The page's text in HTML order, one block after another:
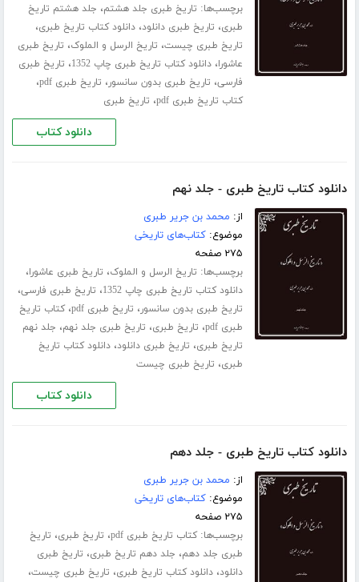
برچسب‌ها: تاریخ طبری جلد هشتم، جلد هشتم تاریخ
طبری، تاریخ طبری دانلود،دانلود کتاب تاریخ طبری،
تاریخ طبری چیست، تاریخ الرسل و الملوک، تاریخ طبری
عاشورا،دانلود کتاب تاریخ طبری چاپ 1352 ، تاریخ طبری
فارسی، تاریخ طبری بدون سانسور، تاریخ طبری pdf ،
کتاب تاریخ طبری pdf ، تاریخ طبری
دانلود کتاب
دانلود کتاب تاریخ طبری - جلد نهم
از: محمد بن جریر طبری
موضوع:کتاب‌های تاریخی
۲۷۵ صفحه
برچسب‌ها: تاریخ الرسل و الملوک، تاریخ طبری عاشورا،
دانلود کتاب تاریخ طبری چاپ 1352 ، تاریخ طبری فارسی،
تاریخ طبری بدون سانسور، تاریخ طبری pdf ،کتاب تاریخ
طبری pdf
، تاریخ طبری، تاریخ طبری جلد نهم، جلد نهم
تاریخ طبری، تاریخ طبری دانلود،دانلود کتاب تاریخ
طبری، تاریخ طبری چیست
دانلود کتاب
دانلود کتاب تاریخ طبری - جلد دهم
از: محمد بن جریر طبری
موضوع:کتاب‌های تاریخی
۲۷۵ صفحه
برچسب‌ها:کتاب تاریخ طبری pdf ، تاریخ طبری، تاریخ
طبری جلد ‌دهم، جلد دهم تاریخ طبری، تاریخ طبری
دانلود،دانلود کتاب تاریخ طبری، تاریخ طبری چیست،